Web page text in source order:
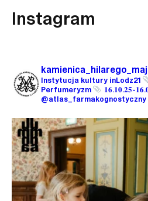
Instagram
Instytucja kultury inLodz21
Perfumeryzm
𝟏𝟔.𝟏𝟎.𝟐𝟓-
@atlas_farmakognostyczny